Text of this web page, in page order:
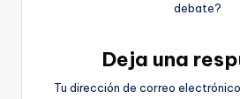
debate?
Deja una
Tu dirección de correo